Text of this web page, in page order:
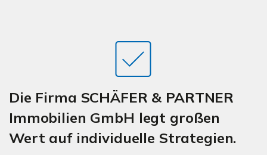
Die Firma SCHÄFER & PARTNER
Immobilien GmbH legt großen
Wert auf individuelle Strategien.